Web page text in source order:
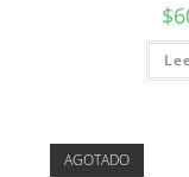
$
AGOTADO